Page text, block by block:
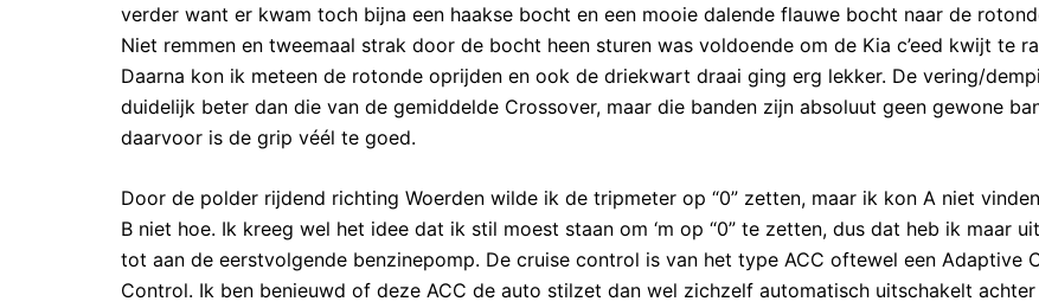
verder want er kwam toch bijna een haakse bocht en een mooie dalende flauwe bocht naar de
Niet remmen en tweemaal strak door de bocht heen sturen was voldoende om de Kia c’eed kwijt te
Daarna kon ik meteen de rotonde oprijden en ook de driekwart draai ging erg lekker. De vering/
duidelijk beter dan die van de gemiddelde Crossover, maar die banden zijn absoluut geen gewone
daarvoor is de grip véél te goed.
Door de polder rijdend richting Woerden wilde ik de tripmeter op “0” zetten, maar ik kon A niet
B niet hoe. Ik kreeg wel het idee dat ik stil moest staan om ‘m op “0” te zetten, dus dat heb ik maar
tot aan de eerstvolgende benzinepomp. De cruise control is van het type ACC oftewel een Adaptive
Control. Ik ben benieuwd of deze ACC de auto stilzet dan wel zichzelf automatisch uitschakelt achter